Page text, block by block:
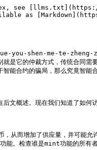
see
as
shen-me-te-zheng-zhi-
是它的仲裁方式，传统合同
于智能合约的骗局，那么究
文概述。现在我们知道了如何
而增加了供应量，并可能允
能。检查谁是mint功能的所